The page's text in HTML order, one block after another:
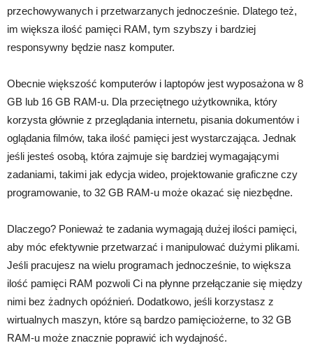
przechowywanych i przetwarzanych jednocześnie. Dlatego też,
im większa ilość pamięci RAM, tym szybszy i bardziej
responsywny będzie nasz komputer.
Obecnie większość komputerów i laptopów jest wyposażona w 8
GB lub 16 GB RAM-u. Dla przeciętnego użytkownika, który
korzysta głównie z przeglądania internetu, pisania dokumentów i
oglądania filmów, taka ilość pamięci jest wystarczająca. Jednak
jeśli jesteś osobą, która zajmuje się bardziej wymagającymi
zadaniami, takimi jak edycja wideo, projektowanie graficzne czy
programowanie, to 32 GB RAM-u może okazać się niezbędne.
Dlaczego? Ponieważ te zadania wymagają dużej ilości pamięci,
aby móc efektywnie przetwarzać i manipulować dużymi plikami.
Jeśli pracujesz na wielu programach jednocześnie, to większa
ilość pamięci RAM pozwoli Ci na płynne przełączanie się między
nimi bez żadnych opóźnień. Dodatkowo, jeśli korzystasz z
wirtualnych maszyn, które są bardzo pamięciożerne, to 32 GB
RAM-u może znacznie poprawić ich wydajność.